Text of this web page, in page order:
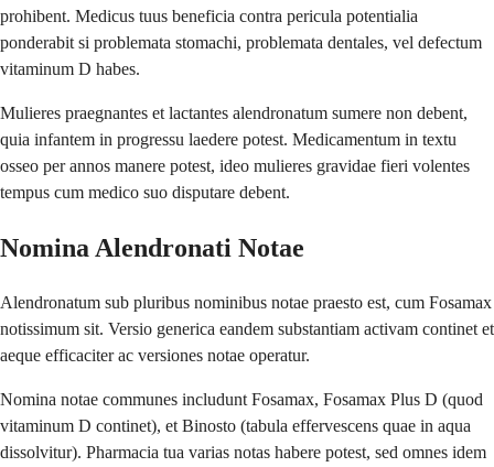
prohibent. Medicus tuus beneficia contra pericula potentialia
ponderabit si problemata stomachi, problemata dentales, vel defectum
vitaminum D habes.
Mulieres praegnantes et lactantes alendronatum sumere non debent,
quia infantem in progressu laedere potest. Medicamentum in textu
osseo per annos manere potest, ideo mulieres gravidae fieri volentes
tempus cum medico suo disputare debent.
Nomina Alendronati Notae
Alendronatum sub pluribus nominibus notae praesto est, cum Fosamax
notissimum sit. Versio generica eandem substantiam activam continet et
aeque efficaciter ac versiones notae operatur.
Nomina notae communes includunt Fosamax, Fosamax Plus D (quod
vitaminum D continet), et Binosto (tabula effervescens quae in aqua
dissolvitur). Pharmacia tua varias notas habere potest, sed omnes idem